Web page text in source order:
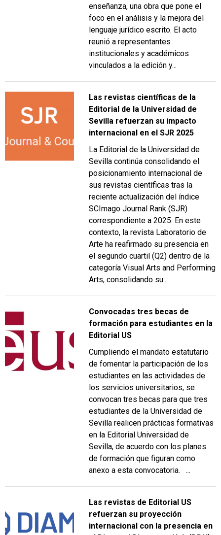
enseñanza, una obra que pone el
foco en el análisis y la mejora del
lenguaje jurídico escrito. El acto
reunió a representantes
institucionales y académicos
vinculados a la edición y...
Las revistas científicas de la
Editorial de la Universidad de
Sevilla refuerzan su impacto
internacional en el SJR 2025
La Editorial de la Universidad de
Sevilla continúa consolidando el
posicionamiento internacional de
sus revistas científicas tras la
reciente actualización del índice
SCImago Journal Rank (SJR)
correspondiente a 2025. En este
contexto, la revista Laboratorio de
Arte ha reafirmado su presencia en
el segundo cuartil (Q2) dentro de la
categoría Visual Arts and Performing
Arts, consolidando su...
Convocadas tres becas de
formación para estudiantes en la
Editorial US
Cumpliendo el mandato estatutario
de fomentar la participación de los
estudiantes en las actividades de
los servicios universitarios, se
convocan tres becas para que tres
estudiantes de la Universidad de
Sevilla realicen prácticas formativas
en la Editorial Universidad de
Sevilla, de acuerdo con los planes
de formación que figuran como
anexo a esta convocatoria. ...
Las revistas de Editorial US
refuerzan su proyección
internacional con la presencia en